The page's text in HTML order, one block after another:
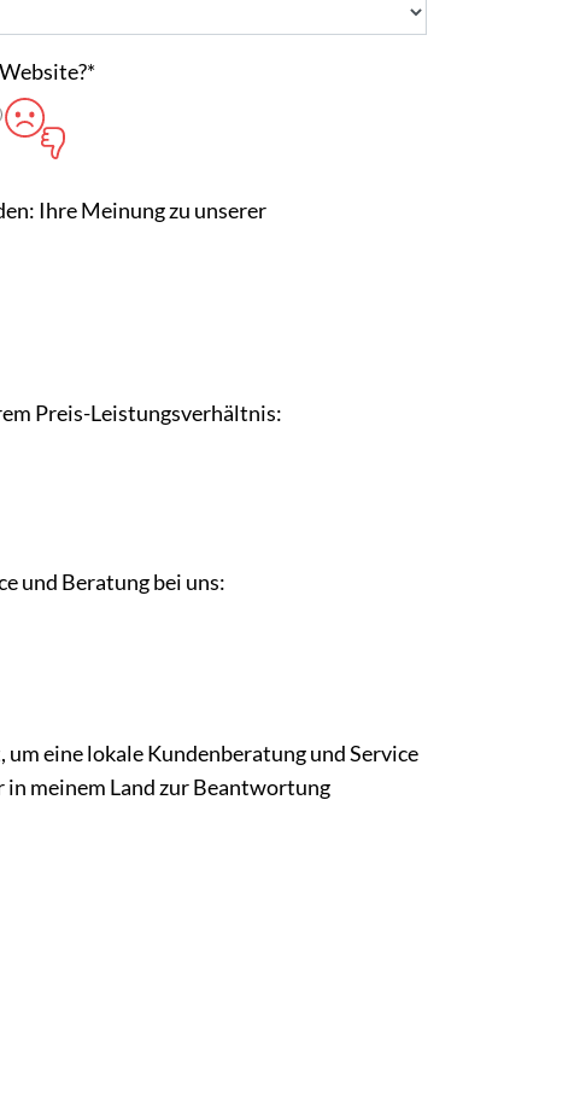
*
Ihre Meinung zu unserer
Preis-Leistungsverhältnis:
und Beratung bei uns:
eine lokale Kundenberatung und Service
in meinem Land zur Beantwortung